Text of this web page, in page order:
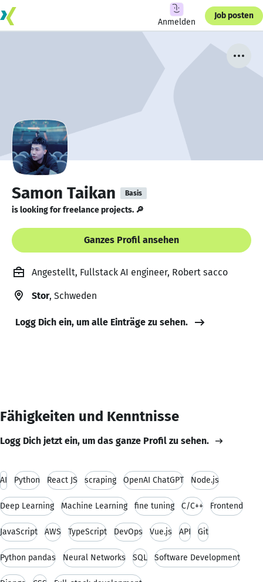
Anmelden
Job posten
Samon Taikan Basis
is looking for freelance projects. 🔎
Ganzes Profil ansehen
Angestellt, Fullstack AI engineer, Robert sacco
Stor, Schweden
Logg Dich ein, um alle Einträge zu sehen.
Fähigkeiten und Kenntnisse
Logg Dich jetzt ein, um das ganze Profil zu sehen.
AI Python React JS scraping OpenAI ChatGPT Node.js
Deep Learning Machine Learning fine tuning C/C++ Frontend
JavaScript AWS TypeScript DevOps Vue.js API Git
Python pandas Neural Networks SQL Software Development